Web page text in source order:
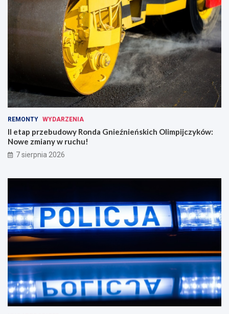
REMONTY WYDARZENIA
II etap przebudowy Ronda Gnieźnieńskich Olimpijczyków:
Nowe zmiany w ruchu!
7 sierpnia 2026